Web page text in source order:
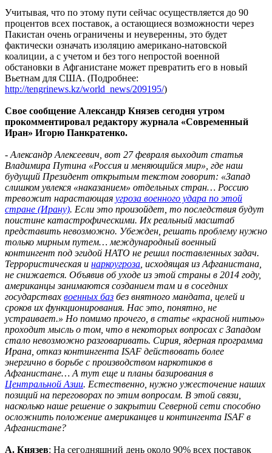
Учитывая, что по этому пути сейчас осуществляется до 90
процентов всех поставок, а остающиеся возможности через
Пакистан очень ограничены и неуверенны, это будет
фактически означать изоляцию американо-натовской
коалиции, а с учетом и без того непростой военной
обстановки в Афганистане может превратить его в новый
Вьетнам для США. (Подробнее:
http://tengrinews.kz/world_news/209195/)
Свое сообщение Александр Князев сегодня утром
прокомментировал редактору журнала «Современный
Иран» Игорю Панкратенко.
- Александр Алексеевич, вот 27 февраля выходит статья
Владимира Путина «Россия и меняющийся мир», где наш
будущий Президент открытым текстом говорит: «Запад
слишком увлекся «наказанием» отдельных стран… Россию
тревожит нарастающая угроза военного удара по этой
стране (Ирану). Если это произойдет, то последствия будут
поистине катастрофическими. Их реальный масштаб
представить невозможно. Убежден, решать проблему нужно
только мирным путем… международный военный
контингент под эгидой НАТО не решил поставленных задач.
Террористическая и наркоугроза , исходящая из Афганистана,
не снижается. Объявив об уходе из этой страны в 2014 году,
американцы занимаются созданием там и в соседних
государствах военных баз без внятного мандата, целей и
сроков их функционирования. Нас это, понятно, не
устраивает.» Но помимо прочего, в статье «красной нитью»
проходит мысль о том, что в некоторых вопросах с Западом
стало невозможно разговаривать. Сирия, ядерная программа
Ирана, отказ контингента ISAF действовать более
энергично в борьбе с производством наркотиков в
Афганистане… А тут еще и планы базирования в
Центральной Азии. Естественно, нужно ужесточение наших
позиций на переговорах по этим вопросам. В этой связи,
насколько наше решение о закрытии Северной сети способно
осложнить положение американцев и контингента ISAF в
Афганистане?
А. Князев: На сегодняшний день около 90% всех поставок